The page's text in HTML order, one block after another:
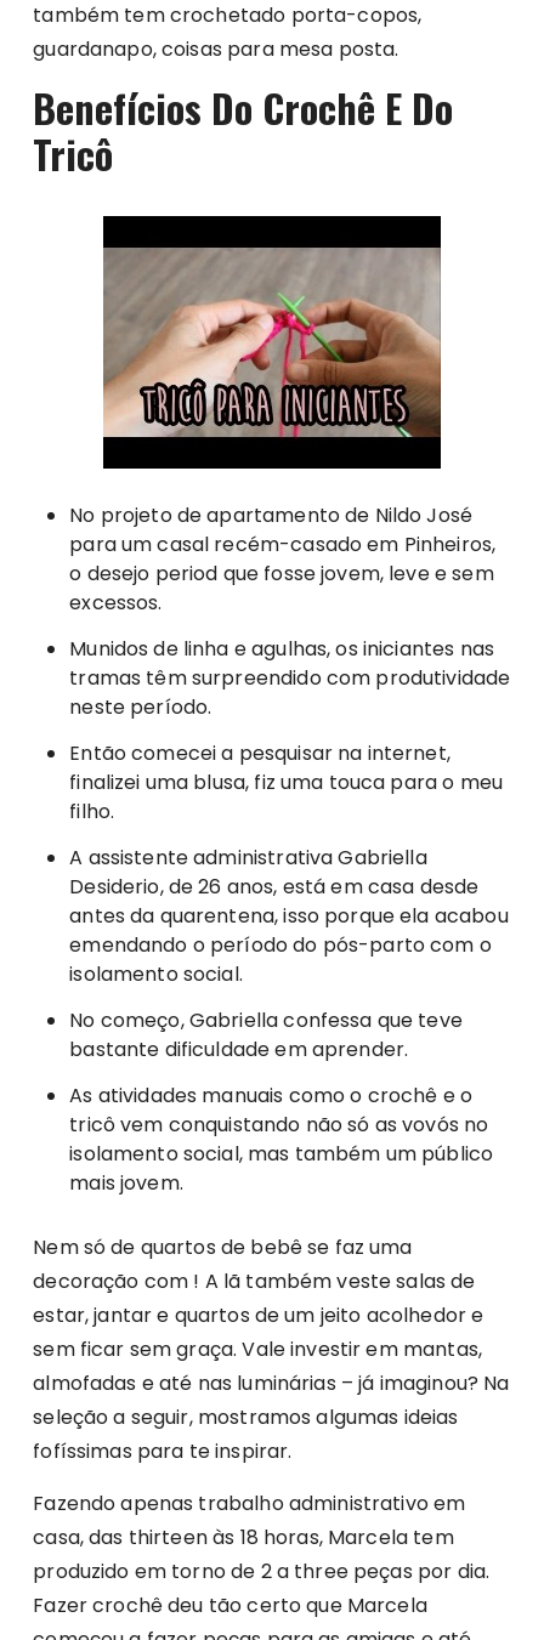
também tem crochetado porta-copos,
guardanapo, coisas para mesa posta.
Benefícios Do Crochê E Do
Tricô
No projeto de apartamento de Nildo José
para um casal recém-casado em Pinheiros,
o desejo period que fosse jovem, leve e sem
excessos.
Munidos de linha e agulhas, os iniciantes nas
tramas têm surpreendido com produtividade
neste período.
Então comecei a pesquisar na internet,
finalizei uma blusa, fiz uma touca para o meu
filho.
A assistente administrativa Gabriella
Desiderio, de 26 anos, está em casa desde
antes da quarentena, isso porque ela acabou
emendando o período do pós-parto com o
isolamento social.
No começo, Gabriella confessa que teve
bastante dificuldade em aprender.
As atividades manuais como o crochê e o
tricô vem conquistando não só as vovós no
isolamento social, mas também um público
mais jovem.
Nem só de quartos de bebê se faz uma
decoração com ! A lã também veste salas de
estar, jantar e quartos de um jeito acolhedor e
sem ficar sem graça. Vale investir em mantas,
almofadas e até nas luminárias – já imaginou? Na
seleção a seguir, mostramos algumas ideias
fofíssimas para te inspirar.
Fazendo apenas trabalho administrativo em
casa, das thirteen às 18 horas, Marcela tem
produzido em torno de 2 a three peças por dia.
Fazer crochê deu tão certo que Marcela